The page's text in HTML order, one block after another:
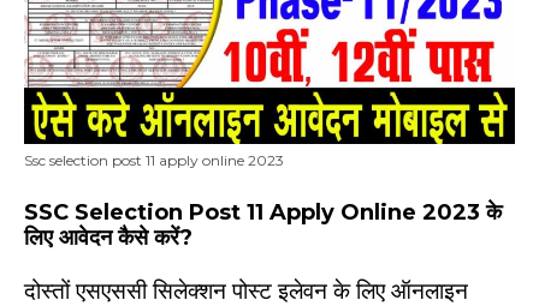
Ssc selection post 11 apply online 2023
SSC Selection Post 11 Apply Online 2023 के
लिए आवेदन कैसे करें?
दोस्तों एसएससी सिलेक्शन पोस्ट इलेवन के लिए ऑनलाइन